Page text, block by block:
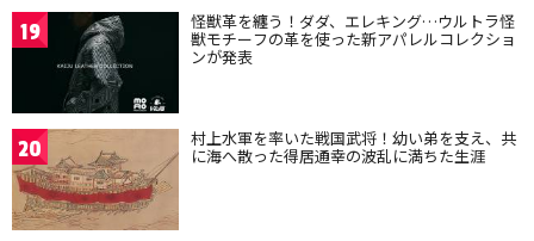
19 怪獣革を纏う！ダダ、エレキング…ウルトラ怪
獣モチーフの革を使った新アパレルコレクショ
ンが発表
20 村上水軍を率いた戦国武将！幼い弟を支え、共
に海へ散った得居通幸の波乱に満ちた生涯